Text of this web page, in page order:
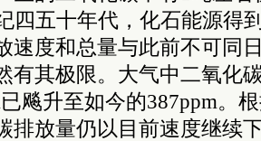
四五十年代，化石能源得
速度和总量与此前不可同
有其极限。大气中二氧化
飚升至如今的387ppm。
排放量仍以目前速度继续